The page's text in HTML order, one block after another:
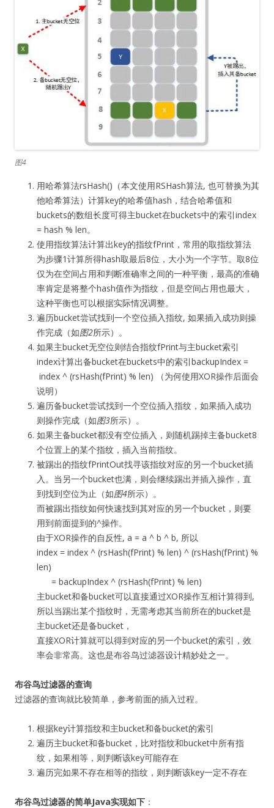
图4
用哈希算法rsHash()（本文使用RSHash算法, 也可替换为其
他哈希算法）计算key的哈希值hash，结合哈希值和
buckets的数组长度可得主bucket在buckets中的索引index
= hash % len。
使用指纹算法计算出key的指纹fPrint，常用的取指纹算法
为步骤1计算所得hash取最后8位，大小为一个字节。取8位
仅为在空间占用和判断准确率之间的一种平衡，最高的准确
率肯定是将整个hash值作为指纹，但是空间占用也最大，
这种平衡也可以根据实际情况调整。
遍历bucket尝试找到一个空位插入指纹, 如果插入成功则操
作完成（如图2所示）。
如果主bucket无空位则结合指纹fPrint与主bucket索引
index计算出备bucket在buckets中的索引backupIndex =
index ^ (rsHash(fPrint) % len) （为何使用XOR操作后面会
说明）
遍历备bucket尝试找到一个空位插入指纹，如果插入成功
则操作完成（如图3所示）。
如果主备bucket都没有空位插入，则随机踢掉主备bucket8
个位置上的某个指纹，插入当前指纹。
被踢出的指纹fPrintOut找寻该指纹对应的另一个bucket插
入。当另一个bucket也满，则会继续踢出并插入操作，直
到找到空位为止（如图4所示）。
而被踢出指纹如何快速找到其对应的另一个bucket，则要
用到前面提到的^操作。
由于XOR操作的自反性, a = a ^ b ^ b, 所以
index = index ^ (rsHash(fPrint) % len) ^ (rsHash(fPrint) %
len)
= backupIndex ^ (rsHash(fPrint) % len)
主bucket和备bucket可以直接通过XOR操作互相计算得到,
所以当踢出某个指纹时，无需考虑其当前所在的bucket是
主bucket还是备bucket，
直接XOR计算就可以得到对应的另一个bucket的索引，效
率会非常高。这也是布谷鸟过滤器设计精妙处之一。
布谷鸟过滤器的查询
过滤器的查询就比较简单，参考前面的插入过程。
根据key计算指纹和主bucket和备bucket的索引
遍历主bucket和备bucket，比对指纹和bucket中所有指
纹，如果相等，则判断该key可能存在
遍历完如果不存在相等的指纹，则判断该key一定不存在
布谷鸟过滤器的简单Java实现如下 ：